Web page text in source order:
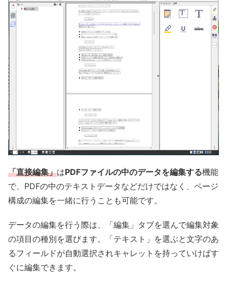
「直接編集」はPDFファイルの中のデータを編集する機能
で、PDFの中のテキストデータなどだけではなく、ページ
構成の編集を一緒に行うことも可能です。
データの編集を行う際は、「編集」タブを選んで編集対象
の項目の種別を選びます。「テキスト」を選ぶと文字のあ
るフィールドが自動選択されキャレットを持っていけばす
ぐに編集できます。